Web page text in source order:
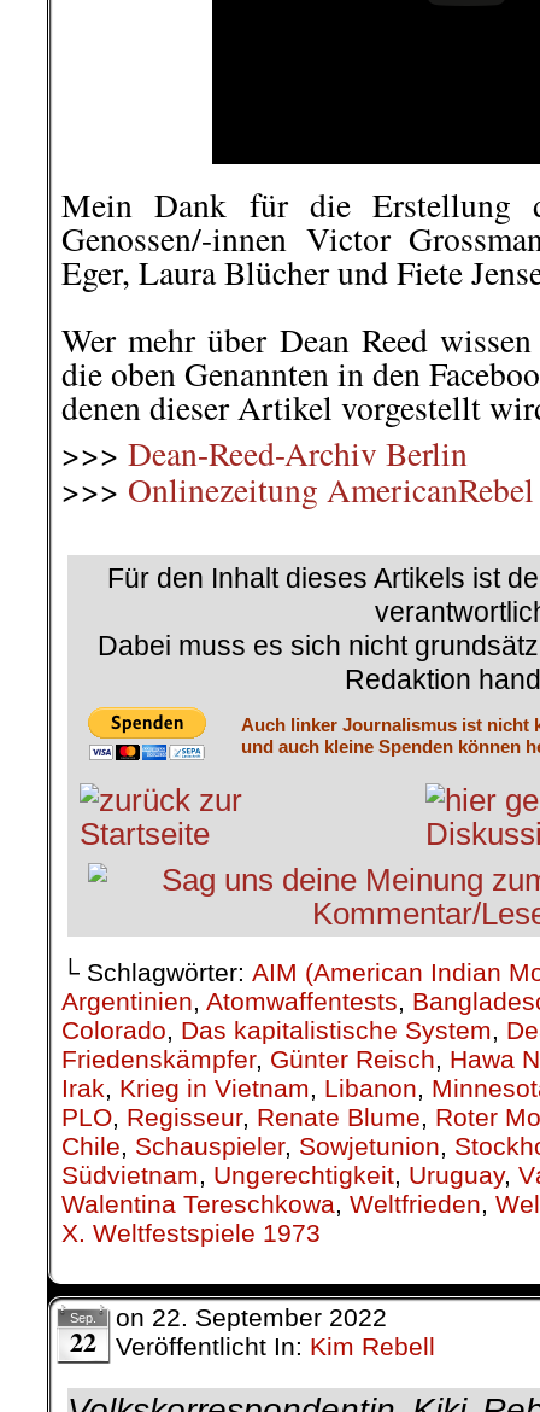
Mein Dank für die Erstellung
Genossen/-innen Victor
Eger, Laura Blücher und Fiete
Wer mehr über Dean Reed
die oben Genannten in den
denen dieser Artikel vorgestellt
>>> Dean-Reed-Archiv Berlin
>>> Onlinezeitung AmericanRebel
Für den Inhalt dieses Artikels ist
Dabei muss es sich nicht
Redaktion
Auch linker Journalismus ist nicht
und auch kleine Spenden können
└ Schlagwörter: AIM (American Indian
Argentinien, Atomwaffentests,
Colorado, Das kapitalistische System,
Friedenskämpfer, Günter Reisch, Hawa
Irak, Krieg in Vietnam, Libanon,
PLO, Regisseur, Renate Blume, Roter
Chile, Schauspieler, Sowjetunion,
Südvietnam, Ungerechtigkeit, Uruguay,
Walentina Tereschkowa, Weltfrieden,
X. Weltfestspiele 1973
Sep.
22
on 22. September 2022
Veröffentlicht In: Kim Rebell